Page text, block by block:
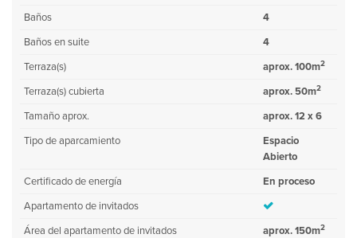
Baños
4
Baños en suite
4
Terraza(s)
aprox. 100m2
Terraza(s) cubierta aprox. 50m2
Tamaño aprox.
aprox. 12 x 6
Tipo de aparcamiento
Espacio
Abierto
Certificado de energía
En proceso
Apartamento de invitados
Área del apartamento de invitados
aprox. 150m2